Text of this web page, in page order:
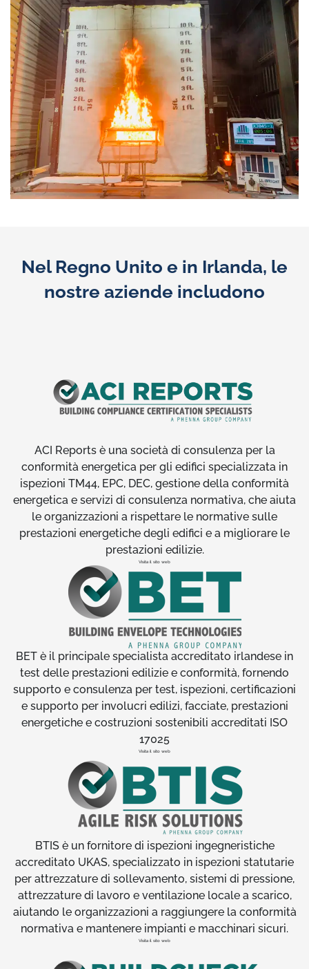
Nel Regno Unito e in Irlanda, le
nostre aziende includono
ACI Reports è una società di consulenza per la
conformità energetica per gli edifici specializzata in
ispezioni TM44, EPC, DEC, gestione della conformità
energetica e servizi di consulenza normativa, che aiuta
le organizzazioni a rispettare le normative sulle
prestazioni energetiche degli edifici e a migliorare le
prestazioni edilizie.
Visita il sito web
BET è il principale specialista accreditato irlandese in
test delle prestazioni edilizie e conformità, fornendo
supporto e consulenza per test, ispezioni, certificazioni
e supporto per involucri edilizi, facciate, prestazioni
energetiche e costruzioni sostenibili accreditati ISO
17025
Visita il sito web
BTIS è un fornitore di ispezioni ingegneristiche
accreditato UKAS, specializzato in ispezioni statutarie
per attrezzature di sollevamento, sistemi di pressione,
attrezzature di lavoro e ventilazione locale a scarico,
aiutando le organizzazioni a raggiungere la conformità
normativa e mantenere impianti e macchinari sicuri.
Visita il sito web